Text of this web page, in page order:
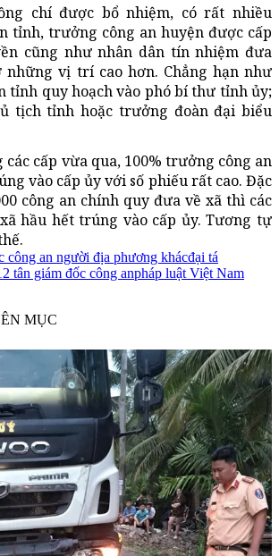
chí được bổ nhiệm, có rất nhiều
tỉnh, trưởng công an huyện được cấp
cũng như nhân dân tín nhiệm đưa
những vị trí cao hơn. Chẳng hạn như
tỉnh quy hoạch vào phó bí thư tỉnh ủy;
tịch tỉnh hoặc trưởng đoàn đại biểu
các cấp vừa qua, 100% trưởng công an
vào cấp ủy với số phiếu rất cao. Đặc
công an chính quy đưa về xã thì các
hầu hết trúng vào cấp ủy. Tương tự
công an người địa phương khácđại tá
tân giám đốc công anpháp luật Việt Nam
MỤC